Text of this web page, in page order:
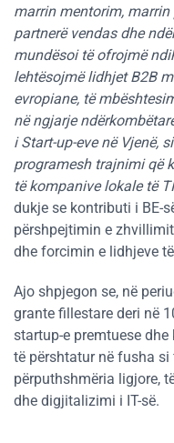
marrin mentorim,
partnerë vendas dhe
mundësoi të ofrojmë
lehtësojmë lidhjet B2B
evropiane, të
në ngjarje
i Start-up-eve në Vjenë,
programesh trajnimi që
të kompanive lokale të
dukje se kontributi i BE-
përshpejtimin e
dhe forcimin e lidhjeve
Ajo shpjegon se, në
grante fillestare deri në
startup-e premtuese
të përshtatur në fusha
përputhshmëria ligjore,
dhe digjitalizimi i IT-së.